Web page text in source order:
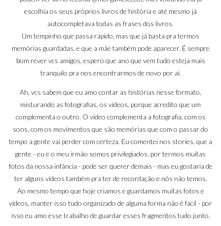
escolhia os seus próprios livros de história e até mesmo já
autocompletava todas as frases dos livros.
Um tempinho que passa rápido, mas que já basta pra termos
memórias guardadas, e que a mãe também pode aparecer. É sempre
bom rever vcs amigos, espero que ano que vem tudo esteja mais
tranquilo pra nos encontrarmos de novo por aí.
Ah, vcs sabem que eu amo contar as histórias nesse formato,
misturando as fotografias, os vídeos, porque acredito que um
complementa o outro. O vídeo complementa a fotografia, com os
sons, com os movimentos que são memórias que com o passar do
tempo a gente vai perder com certeza. Eu comentei nos stories, que a
gente - eu e o meu irmão somos privilegiados, por termos muitas
fotos da nossa infância - pode ser querer demais - mas eu gostaria de
ter alguns vídeos também pra ter de recordação e nós não temos.
Ao mesmo tempo que hoje criamos e guardamos muitas fotos e
vídeos, manter isso tudo organizado de alguma forma não é fácil - por
isso eu amo esse trabalho de guardar esses fragmentos tudo junto.